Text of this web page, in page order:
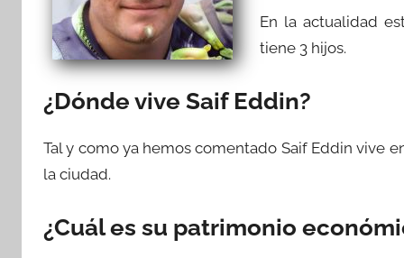
En la actualidad
tiene 3 hijos.
¿Dónde vive Saif Eddin?
Tal y como ya hemos comentado Saif Eddin vive
la ciudad.
¿Cuál es su patrimonio